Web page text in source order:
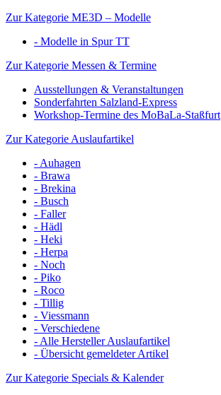
Zur Kategorie ME3D – Modelle
- Modelle in Spur TT
Zur Kategorie Messen & Termine
Ausstellungen & Veranstaltungen
Sonderfahrten Salzland-Express
Workshop-Termine des MoBaLa-Staßfurt
Zur Kategorie Auslaufartikel
- Auhagen
- Brawa
- Brekina
- Busch
- Faller
- Hädl
- Heki
- Herpa
- Noch
- Piko
- Roco
- Tillig
- Viessmann
- Verschiedene
- Alle Hersteller Auslaufartikel
- Übersicht gemeldeter Artikel
Zur Kategorie Specials & Kalender